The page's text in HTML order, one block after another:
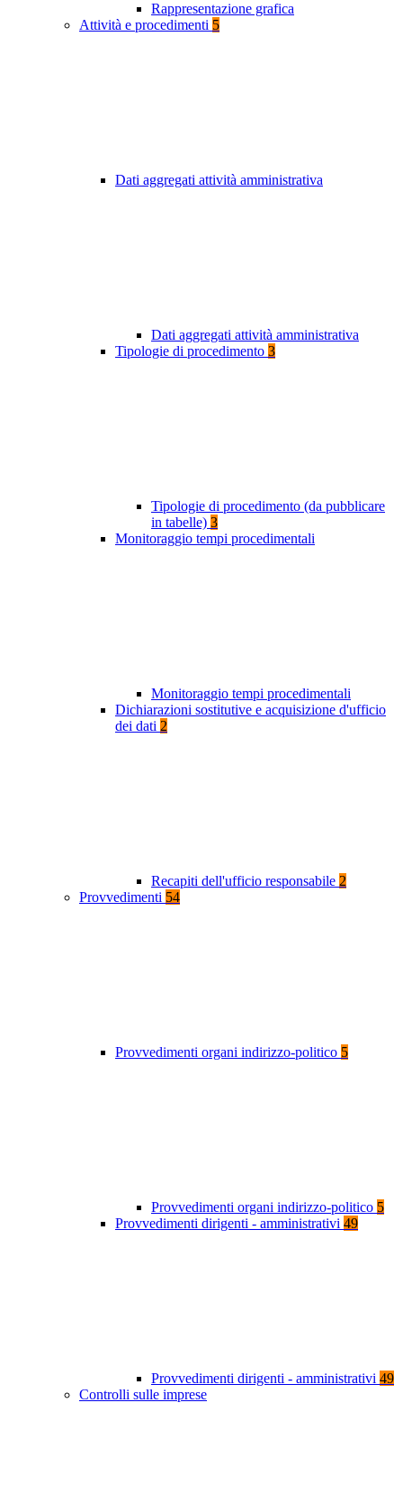
Rappresentazione grafica
Attività e procedimenti 5
Dati aggregati attività amministrativa
Dati aggregati attività amministrativa
Tipologie di procedimento 3
Tipologie di procedimento (da pubblicare
in tabelle) 3
Monitoraggio tempi procedimentali
Monitoraggio tempi procedimentali
Dichiarazioni sostitutive e acquisizione d'ufficio
dei dati 2
Recapiti dell'ufficio responsabile 2
Provvedimenti 54
Provvedimenti organi indirizzo-politico 5
Provvedimenti organi indirizzo-politico 5
Provvedimenti dirigenti - amministrativi 49
Provvedimenti dirigenti - amministrativi 49
Controlli sulle imprese